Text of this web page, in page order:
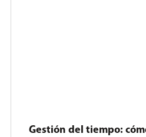
Gestión del tiempo: